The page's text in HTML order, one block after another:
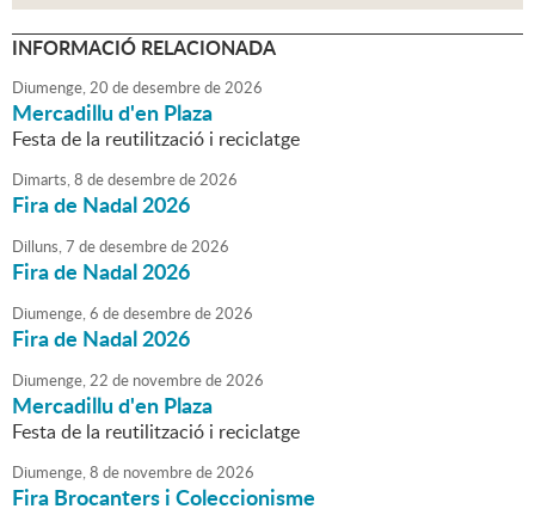
INFORMACIÓ RELACIONADA
Diumenge,20 dedesembrede2026
Mercadillu d'en Plaza
Festa de la reutilització i reciclatge
Dimarts,8 dedesembrede2026
Fira de Nadal 2026
Dilluns,7 dedesembrede2026
Fira de Nadal 2026
Diumenge,6 dedesembrede2026
Fira de Nadal 2026
Diumenge,22 de novembrede2026
Mercadillu d'en Plaza
Festa de la reutilització i reciclatge
Diumenge,8 de novembrede2026
Fira Brocanters i Coleccionisme